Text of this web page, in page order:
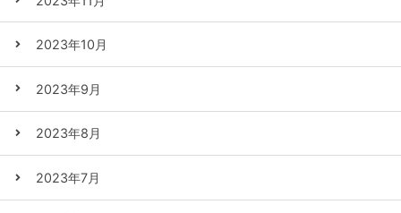
2023年10月
2023年9月
2023年8月
2023年7月